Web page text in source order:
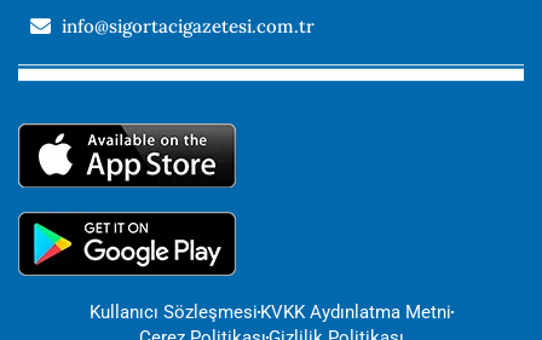
info@sigortacigazetesi.com.tr
Kullanıcı SözleşmesiKVKK Aydınlatma Metni